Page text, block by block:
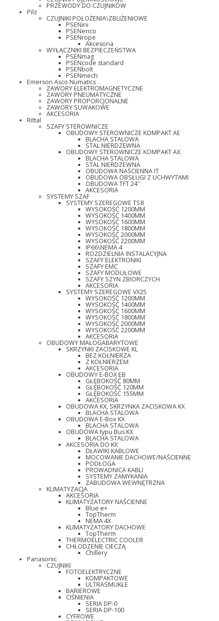
PRZEWODY DO CZUJNIKÓW
Pilz
CZUJNIKI POŁOŻENIA\ZBLIŻENIOWE
PSENini
PSENenco
PSENrope
Akcesoria
WYŁĄCZNIKI BEZPIECZEŃSTWA
PSENmag
PSENcode standard
PSENbolt
PSENmech
Emerson Asco Numatics
ZAWORY ELEKTROMAGNETYCZNE
ZAWORY PNEUMATYCZNE
ZAWORY PROPORCJONALNE
ZAWORY SUWAKOWE
AKCESORIA
Rittal
SZAFY STEROWNICZE
OBUDOWY STEROWNICZE KOMPAKT AE
BLACHA STALOWA
STAL NIERDZEWNA
OBUDOWY STEROWNICZE KOMPAKT AX
BLACHA STALOWA
STAL NIERDZEWNA
OBUDOWA NAŚCIENNA IT
OBUDOWA OBSŁUGI Z UCHWYTAMI
OBUDOWA TFT 24''
AKCESORIA
SYSTEMY SZAF
SYSTEMY SZEREGOWE TS8
WYSOKOŚĆ 1200MM
WYSOKOŚĆ 1400MM
WYSOKOŚĆ 1600MM
WYSOKOŚĆ 1800MM
WYSOKOŚĆ 2000MM
WYSOKOŚĆ 2200MM
IP66\NEMA 4
ROZDZIELNIA INSTALACYJNA
SZAFY ELEKTRONIKI
SZAFY EMC
SZAFY MODUŁOWE
SZAFY SZYN ZBIORCZYCH
AKCESORIA
SYSTEMY SZEREGOWE VX25
WYSOKOŚĆ 1200MM
WYSOKOŚĆ 1400MM
WYSOKOŚĆ 1600MM
WYSOKOŚĆ 1800MM
WYSOKOŚĆ 2000MM
WYSOKOŚĆ 2200MM
AKCESORIA
OBUDOWY MAŁOGABARYTOWE
SKRZYNKI ZACISKOWE KL
BEZ KOŁNIERZA
Z KOŁNIERZEM
AKCESORIA
OBUDOWY E-BOX EB
GŁĘBOKOŚĆ 80MM
GŁĘBOKOŚĆ 120MM
GŁĘBOKOŚĆ 155MM
AKCESORIA
OBUDOWA KX, SKRZYNKA ZACISKOWA KX
BLACHA STALOWA
OBUDOWA E-Box KX
BLACHA STALOWA
OBUDOWA typu Bus KX
BLACHA STALOWA
AKCESORIA DO KX
DŁAWIKI KABLOWE
MOCOWANIE DACHOWE/NAŚCIENNE
PODŁOGA
PROWADNICA KABLI
SYSTEMY ZAMYKANIA
ZABUDOWA WEWNĘTRZNA
KLIMATYZACJA
AKCESORIA
KLIMATYZATORY NAŚCIENNE
Blue e+
TopTherm
NEMA 4X
KLIMATYZATORY DACHOWE
TopTherm
THERMOELECTRIC COOLER
CHŁODZENIE CIECZĄ
Chillery
Panasonic
CZUJNIKI
FOTOELEKTRYCZNE
KOMPAKTOWE
ULTRASMUKŁE
BARIEROWE
CIŚNIENIA
SERIA DP-0
SERIA DP-100
CYFROWE